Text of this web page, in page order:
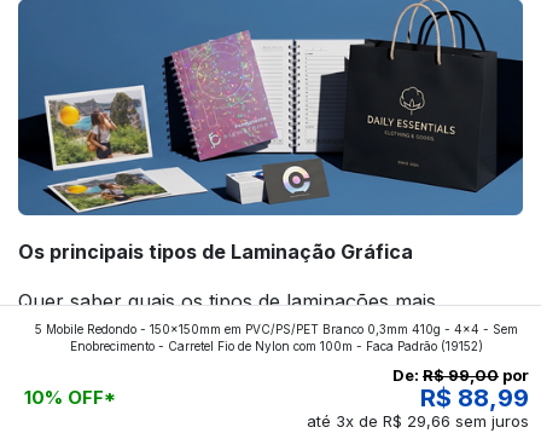
Os principais tipos de Laminação Gráfica
Quer saber quais os tipos de laminações mais
aplicados nos impressos da gráfica FuturaIM? Então,
continue a leitura que vamos revelar para você!
5 Mobile Redondo - 150x150mm em PVC/PS/PET Branco 0,3mm 410g - 4x4 - Sem
Enobrecimento - Carretel Fio de Nylon com 100m - Faca Padrão (19152)
10% OFF*
De: R$ 99,00 por
R$ 88,99
até 3x de R$ 29,66 sem juros